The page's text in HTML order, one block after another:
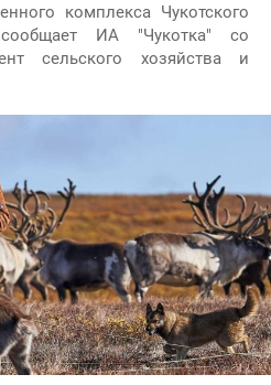
комплекса Чукотского
сообщает ИА "Чукотка" со
сельского хозяйства и